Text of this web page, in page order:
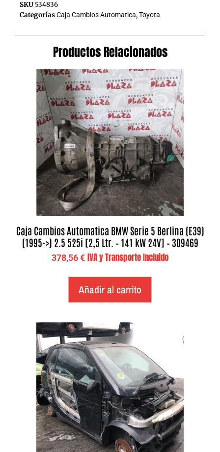
SKU 534836
CategoríasCaja Cambios Automatica,Toyota
Productos Relacionados
Caja Cambios Automatica BMW Serie 5 Berlina (E39)
(1995->) 2.5 525i [2,5 Ltr. – 141 kW 24V] – 309469
378,56€ IVA y Transporte Incluido
Añadir al carrito